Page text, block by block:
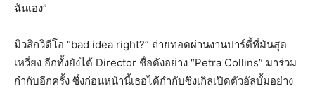
ฉันเอง”
มิวสิกวิดีโอ “bad idea right?” ถ่ายทอดผ่านงานปาร์ตี้ที่มันสุด
เหวี่ยง อีกทั้งยังได้ Director ชื่อดังอย่าง “Petra Collins” มาร่วม
กำกับอีกครั้ง ซึ่งก่อนหน้านี้เธอได้กำกับซิงเกิลเปิดตัวอัลบั้มอย่าง